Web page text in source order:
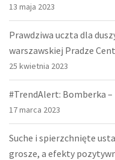
13 maja 2023
Prawdziwa uczta dla
warszawskiej Pradze
25 kwietnia 2023
#TrendAlert: Bomberka
17 marca 2023
Suche i spierzchnięte
grosze, a efekty